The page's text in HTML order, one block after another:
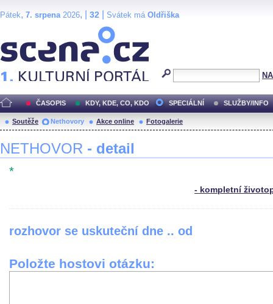
Pátek, 7. srpena2026, | 32 Svátek má Oldřiška
ČASOPIS KDY, KDE, CO, KDO SPECIÁLNÍ SLUŽBY/INFO
Soutěže Nethovory Akce online Fotogalerie
NETHOVOR - detail
*
- kompletní
rozhovor se uskuteční dne .. od
Položte hostovi otázku: